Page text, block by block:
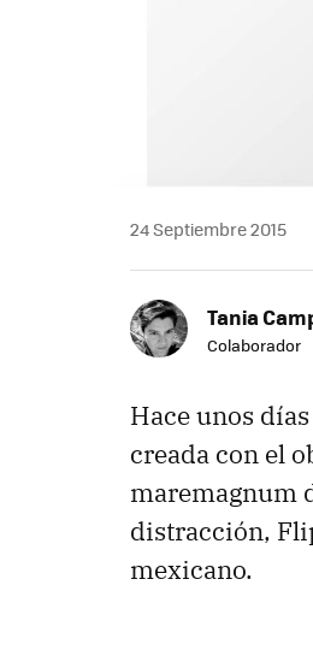
24 Septiembre 2015
Tania
Colaborador
Hace unos
creada con el
maremagnum
distracción,
mexicano.